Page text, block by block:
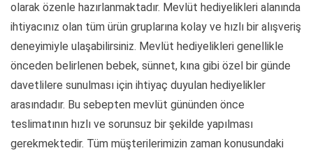
olarak özenle hazırlanmaktadır. Mevlüt hediyelikleri alanında
ihtiyacınız olan tüm ürün gruplarına kolay ve hızlı bir alışveriş
deneyimiyle ulaşabilirsiniz. Mevlüt hediyelikleri genellikle
önceden belirlenen bebek, sünnet, kına gibi özel bir günde
davetlilere sunulması için ihtiyaç duyulan hediyelikler
arasındadır. Bu sebepten mevlüt gününden önce
teslimatının hızlı ve sorunsuz bir şekilde yapılması
gerekmektedir. Tüm müşterilerimizin zaman konusundaki